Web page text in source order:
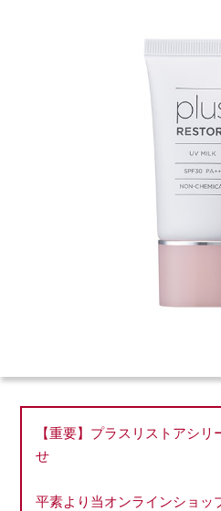
【重要】プラスリストアシ
せ
平素より当オンラインショッ